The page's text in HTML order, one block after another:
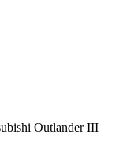
Outlander III